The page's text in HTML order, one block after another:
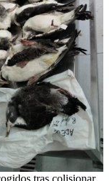
tras colisionar